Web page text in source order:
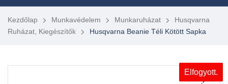
Kezdőlap Munkavédelem Munkaruházat
Husqvarna
Ruházat, Kiegészítők
Husqvarna Beanie Téli Kötött Sapka
Elfogyott.